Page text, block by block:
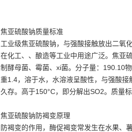
焦亚硫酸钠质量标准
工业级焦亚硫酸钠，与强酸接触放出二氧
在化工、、酿造等工业中用途广泛。焦亚
制酵母菌、霉菌、xi菌。分子量：190.10
重1.4，溶于水，水溶液呈酸性，与强酸
久存。高于150°C，即分解出SO2。质量
焦亚硫酸钠防褐变原理
防褐变的作用，酶促褐变常发生在水果、